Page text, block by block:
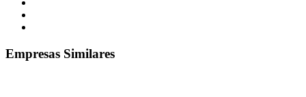
Empresas Similares